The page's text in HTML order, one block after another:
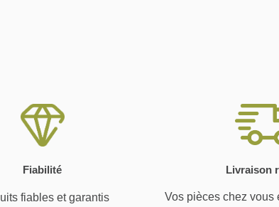
Fiabilité Livraison
fiables et garantis Vos pièces chez vous